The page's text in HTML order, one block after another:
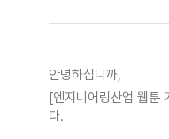
안녕하십니까,
[엔지니어링산업 웹툰
다.